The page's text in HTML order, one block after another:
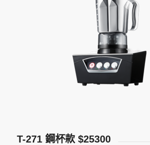
T-271 鋼杯款 $25300